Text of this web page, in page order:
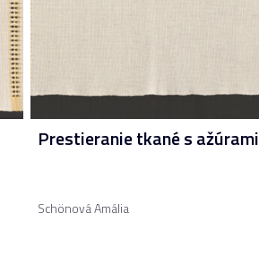
Prestieranie tkané s ažúrami
Schönová Amália